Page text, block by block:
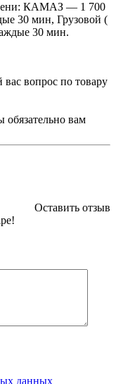
КАМАЗ — 1 700
30 мин, Грузовой (
30 мин.
вопрос по товару
вам
Оставить отзыв
данных